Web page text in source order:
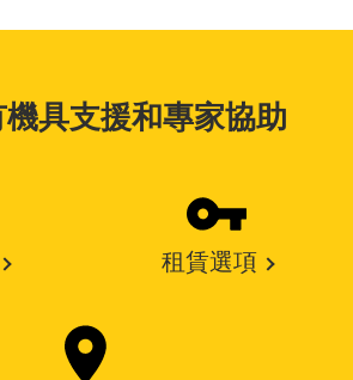
機具支援和專家協助
租賃選項